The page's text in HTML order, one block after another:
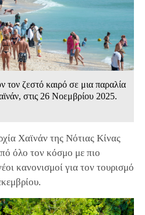
τον ζεστό καιρό σε μια παραλία
στις 26 Νοεμβρίου 2025.
Χαϊνάν της Νότιας Κίνας
όλο τον κόσμο με πιο
κανονισμοί για τον τουρισμό